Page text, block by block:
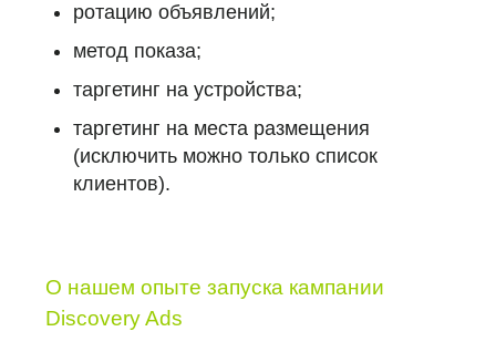
ротацию объявлений;
метод показа;
таргетинг на устройства;
таргетинг на места размещения
(исключить можно только список
клиентов).
О нашем опыте запуска кампании
Discovery Ads